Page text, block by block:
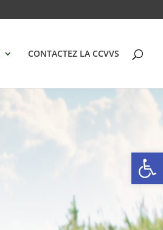
Ouvrir
CONTACTEZ LA CCVVS